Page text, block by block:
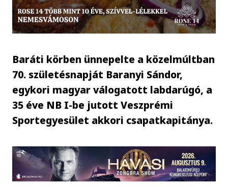
Baráti körben ünnepelte a közelmúltban
70. születésnapját Baranyi Sándor,
egykori magyar válogatott labdarúgó, a
35 éve NB I-be jutott Veszprémi
Sportegyesület akkori csapatkapitánya.